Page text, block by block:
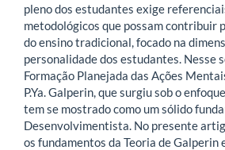
pleno dos estudantes exige
metodológicos que possam contribuir
do ensino tradicional, focado na
personalidade dos estudantes. Nesse
Formação Planejada das Ações
P.Ya. Galperin, que surgiu sob o
tem se mostrado como um sólido
Desenvolvimentista. No presente
os fundamentos da Teoria de Galperin